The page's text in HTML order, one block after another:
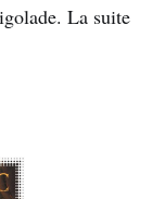
La suite